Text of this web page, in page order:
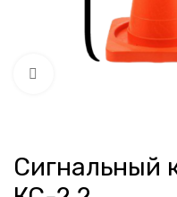
Сигнальный